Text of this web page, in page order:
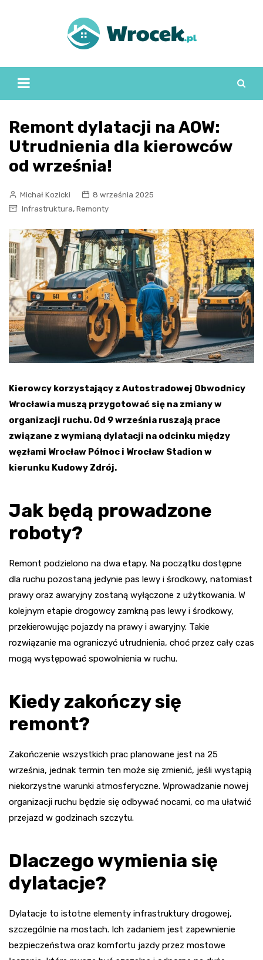
Remont dylatacji na AOW:
Utrudnienia dla kierowców
od września!
Michał Kozicki
8 września 2025
Infrastruktura, Remonty
Kierowcy korzystający z Autostradowej Obwodnicy
Wrocławia muszą przygotować się na zmiany w
organizacji ruchu. Od 9 września ruszają prace
związane z wymianą dylatacji na odcinku między
węzłami Wrocław Północ i Wrocław Stadion w
kierunku Kudowy Zdrój.
Jak będą prowadzone
roboty?
Remont podzielono na dwa etapy. Na początku dostępne
dla ruchu pozostaną jedynie pas lewy i środkowy, natomiast
prawy oraz awaryjny zostaną wyłączone z użytkowania. W
kolejnym etapie drogowcy zamkną pas lewy i środkowy,
przekierowując pojazdy na prawy i awaryjny. Takie
rozwiązanie ma ograniczyć utrudnienia, choć przez cały czas
mogą występować spowolnienia w ruchu.
Kiedy zakończy się
remont?
Zakończenie wszystkich prac planowane jest na 25
września, jednak termin ten może się zmienić, jeśli wystąpią
niekorzystne warunki atmosferyczne. Wprowadzanie nowej
organizacji ruchu będzie się odbywać nocami, co ma ułatwić
przejazd w godzinach szczytu.
Dlaczego wymienia się
dylatacje?
Dylatacje to istotne elementy infrastruktury drogowej,
szczególnie na mostach. Ich zadaniem jest zapewnienie
bezpieczeństwa oraz komfortu jazdy przez mostowe